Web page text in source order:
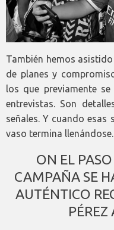
También hemos
de planes y
los que previamente
entrevistas. Son
señales. Y cuando esas
vaso termina llenándose.
ON EL
CAMPAÑA SE
AUTÉNTICO
PÉREZ